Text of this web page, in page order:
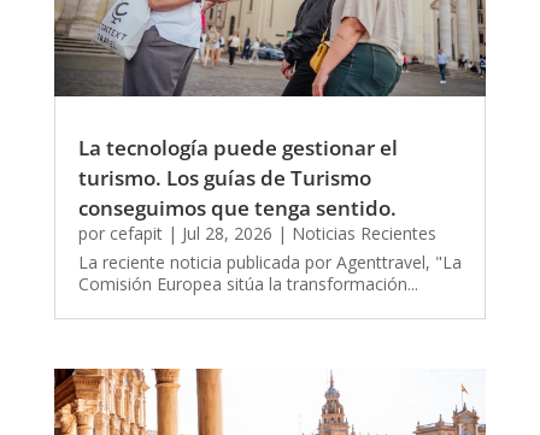
La tecnología puede gestionar el
turismo. Los guías de Turismo
conseguimos que tenga sentido.
por cefapit| Jul 28, 2026 | Noticias Recientes
La reciente noticia publicada por Agenttravel, "La
Comisión Europea sitúa la transformación...